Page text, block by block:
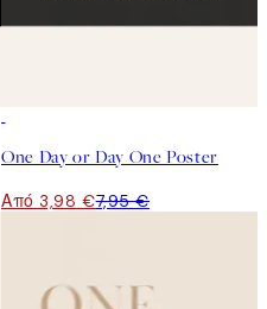
One Day or Day One Poster
Από 3,98 €7,95 €